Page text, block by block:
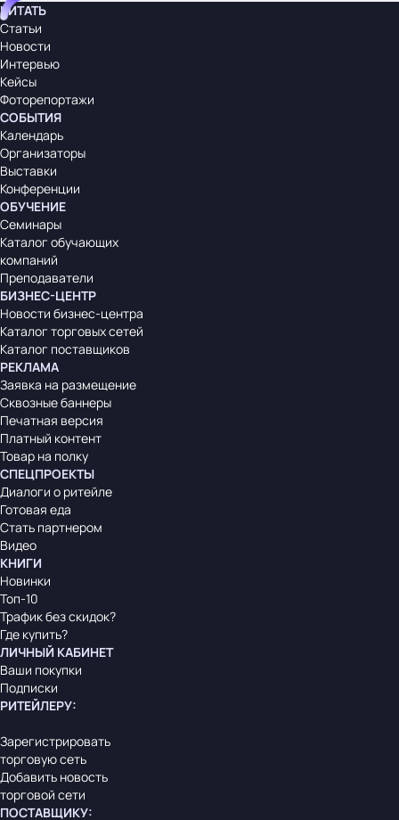
ЧИТАТЬ
Статьи
Новости
Интервью
Кейсы
Фоторепортажи
СОБЫТИЯ
Календарь
Организаторы
Выставки
Конференции
ОБУЧЕНИЕ
Семинары
Каталог обучающих
компаний
Преподаватели
БИЗНЕС-ЦЕНТР
Новости бизнес-центра
Каталог торговых сетей
Каталог поставщиков
РЕКЛАМА
Заявка на размещение
Сквозные баннеры
Печатная версия
Платный контент
Товар на полку
СПЕЦПРОЕКТЫ
Диалоги о ритейле
Готовая еда
Стать партнером
Видео
КНИГИ
Новинки
Топ-10
Трафик без скидок?
Где купить?
ЛИЧНЫЙ КАБИНЕТ
Ваши покупки
Подписки
РИТЕЙЛЕРУ:
Зарегистрировать
торговую сеть
Добавить новость
торговой сети
ПОСТАВЩИКУ: